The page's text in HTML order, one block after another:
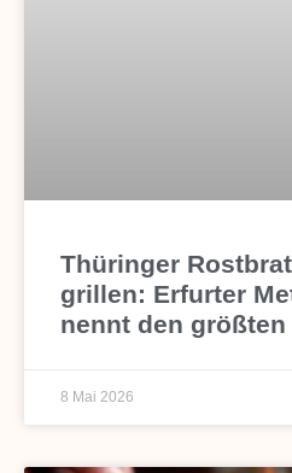
Thüringer
grillen: Erfurter
nennt den größten
8 Mai 2026